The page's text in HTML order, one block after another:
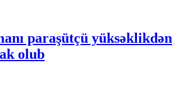
paraşütçü yüksəklikdən
olub